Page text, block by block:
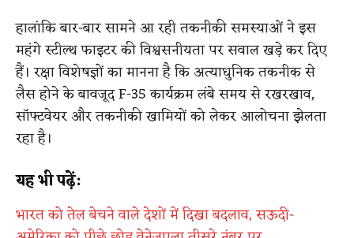
हालांकि बार-बार सामने आ रही तकनीकी समस्याओं ने इस
महंगे स्टील्थ फाइटर की विश्वसनीयता पर सवाल खड़े कर दिए
हैं। रक्षा विशेषज्ञों का मानना है कि अत्याधुनिक तकनीक से
लैस होने के बावजूद F-35 कार्यक्रम लंबे समय से रखरखाव,
सॉफ्टवेयर और तकनीकी खामियों को लेकर आलोचना झेलता
रहा है।
यह भी पढ़ें:
भारत को तेल बेचने वाले देशों में दिखा बदलाव, सऊदी-